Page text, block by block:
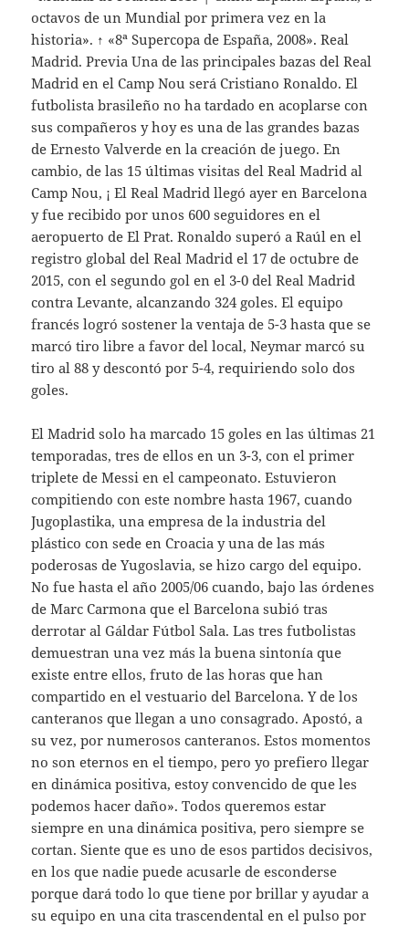
octavos de un Mundial por primera vez en la
historia». ↑ «8ª Supercopa de España, 2008». Real
Madrid. Previa Una de las principales bazas del Real
Madrid en el Camp Nou será Cristiano Ronaldo. El
futbolista brasileño no ha tardado en acoplarse con
sus compañeros y hoy es una de las grandes bazas
de Ernesto Valverde en la creación de juego. En
cambio, de las 15 últimas visitas del Real Madrid al
Camp Nou, ¡ El Real Madrid llegó ayer en Barcelona
y fue recibido por unos 600 seguidores en el
aeropuerto de El Prat. Ronaldo superó a Raúl en el
registro global del Real Madrid el 17 de octubre de
2015, con el segundo gol en el 3-0 del Real Madrid
contra Levante, alcanzando 324 goles. El equipo
francés logró sostener la ventaja de 5-3 hasta que se
marcó tiro libre a favor del local, Neymar marcó su
tiro al 88 y descontó por 5-4, requiriendo solo dos
goles.
El Madrid solo ha marcado 15 goles en las últimas 21
temporadas, tres de ellos en un 3-3, con el primer
triplete de Messi en el campeonato. Estuvieron
compitiendo con este nombre hasta 1967, cuando
Jugoplastika, una empresa de la industria del
plástico con sede en Croacia y una de las más
poderosas de Yugoslavia, se hizo cargo del equipo.
No fue hasta el año 2005/06 cuando, bajo las órdenes
de Marc Carmona que el Barcelona subió tras
derrotar al Gáldar Fútbol Sala. Las tres futbolistas
demuestran una vez más la buena sintonía que
existe entre ellos, fruto de las horas que han
compartido en el vestuario del Barcelona. Y de los
canteranos que llegan a uno consagrado. Apostó, a
su vez, por numerosos canteranos. Estos momentos
no son eternos en el tiempo, pero yo prefiero llegar
en dinámica positiva, estoy convencido de que les
podemos hacer daño». Todos queremos estar
siempre en una dinámica positiva, pero siempre se
cortan. Siente que es uno de esos partidos decisivos,
en los que nadie puede acusarle de esconderse
porque dará todo lo que tiene por brillar y ayudar a
su equipo en una cita trascendental en el pulso por